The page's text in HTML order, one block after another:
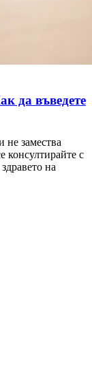
да въведете
не замества
консултирайте с
на